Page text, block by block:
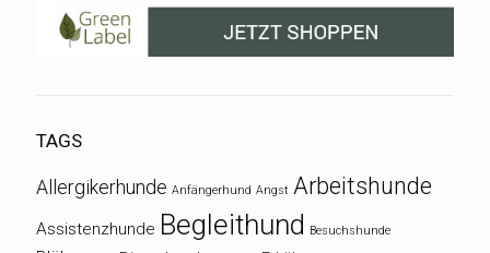
TAGS
Allergikerhunde Anfängerhund Angst Arbeitshunde
Assistenzhunde Begleithund Besuchshunde